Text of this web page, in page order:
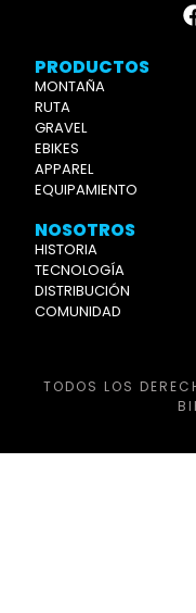
PRODUCTOS
MONTAÑA
RUTA
GRAVEL
EBIKES
APPAREL
EQUIPAMIENTO
NOSOTROS
HISTORIA
TECNOLOGÍA
DISTRIBUCIÓN
COMUNIDAD
TODOS LOS